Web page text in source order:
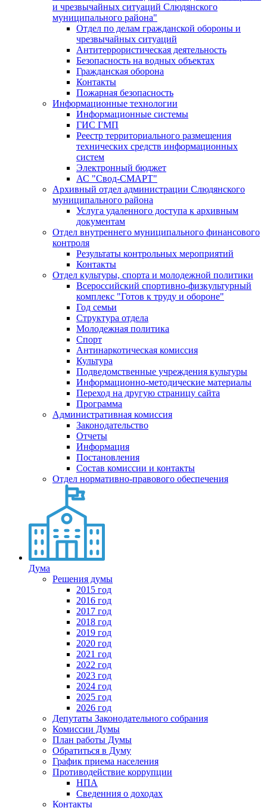
и чрезвычайных ситуаций Слюдянского
муниципального района"
Отдел по делам гражданской обороны и
чрезвычайных ситуаций
Антитеррористическая деятельность
Безопасность на водных объектах
Гражданская оборона
Контакты
Пожарная безопасность
Информационные технологии
Информационные системы
ГИС ГМП
Реестр территориального размещения
технических средств информационных
систем
Электронный бюджет
АС "Свод-СМАРТ"
Архивный отдел администрации Слюдянского
муниципального района
Услуга удаленного доступа к архивным
документам
Отдел внутреннего муниципального финансового
контроля
Результаты контрольных мероприятий
Контакты
Отдел культуры, спорта и молодежной политики
Всероссийский спортивно-физкультурный
комплекс "Готов к труду и обороне"
Год семьи
Структура отдела
Молодежная политика
Спорт
Антинаркотическая комиссия
Культура
Подведомственные учреждения культуры
Информационно-методические материалы
Переход на другую страницу сайта
Программа
Административная комиссия
Законодательство
Отчеты
Информация
Постановления
Состав комиссии и контакты
Отдел нормативно-правового обеспечения
Дума
Решения думы
2015 год
2016 год
2017 год
2018 год
2019 год
2020 год
2021 год
2022 год
2023 год
2024 год
2025 год
2026 год
Депутаты Законодательного собрания
Комиссии Думы
План работы Думы
Обратиться в Думу
График приема населения
Противодействие коррупции
НПА
Сведенния о доходах
Контакты